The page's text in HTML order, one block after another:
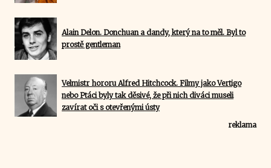
Alain Delon. Donchuan a dandy, který na to měl. Byl to
prostě gentleman
Velmistr hororu Alfred Hitchcock. Filmy jako Vertigo
nebo Ptáci byly tak děsivé, že při nich diváci museli
zavírat oči s otevřenými ústy
reklama